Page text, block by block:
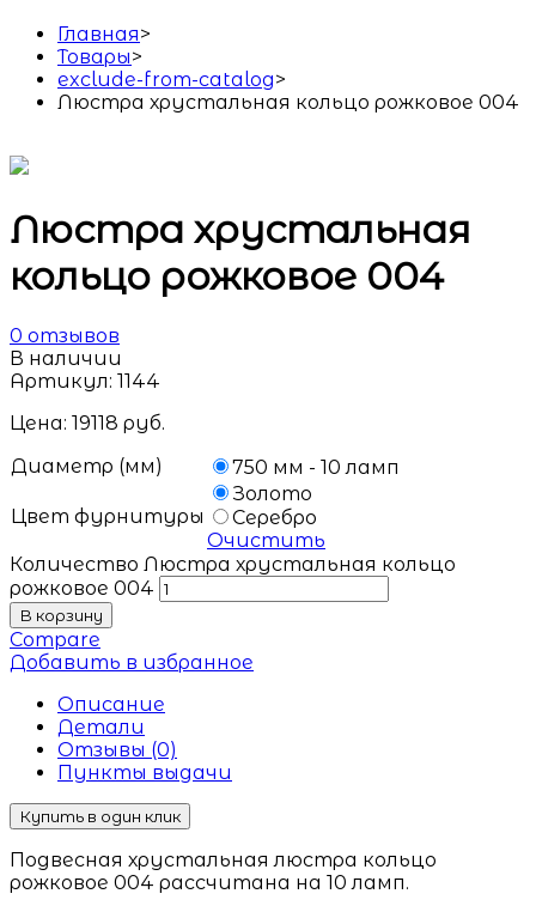
Главная>
Товары>
exclude-from-catalog>
Люстра хрустальная кольцо рожковое 004
Люстра хрустальная
кольцо рожковое 004
0 отзывов
В наличии
Артикул: 1144
Цена: 19118 руб.
Диаметр (мм)
750 мм - 10 ламп
Цвет фурнитуры
Золото
Серебро
Очистить
Количество Люстра хрустальная кольцо
рожковое 004
В корзину
Compare
Добавить в избранное
Описание
Детали
Отзывы (0)
Пункты выдачи
Купить в один клик
Подвесная хрустальная люстра кольцо
рожковое 004 рассчитана на 10 ламп.